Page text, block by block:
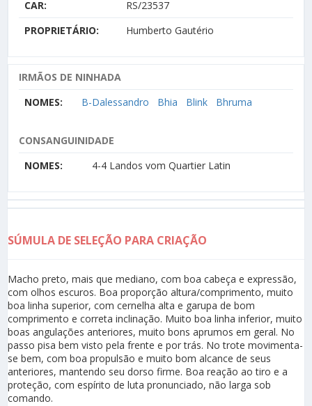
CAR:
RS/23537
PROPRIETÁRIO:
Humberto Gautério
IRMÃOS DE NINHADA
NOMES:
B-Dalessandro Bhia Blink Bhruma
CONSANGUINIDADE
NOMES:
4-4 Landos vom Quartier Latin
SÚMULA DE SELEÇÃO PARA CRIAÇÃO
Macho preto, mais que mediano, com boa cabeça e expressão,
com olhos escuros. Boa proporção altura/comprimento, muito
boa linha superior, com cernelha alta e garupa de bom
comprimento e correta inclinação. Muito boa linha inferior, muito
boas angulações anteriores, muito bons aprumos em geral. No
passo pisa bem visto pela frente e por trás. No trote movimenta-
se bem, com boa propulsão e muito bom alcance de seus
anteriores, mantendo seu dorso firme. Boa reação ao tiro e a
proteção, com espírito de luta pronunciado, não larga sob
comando.